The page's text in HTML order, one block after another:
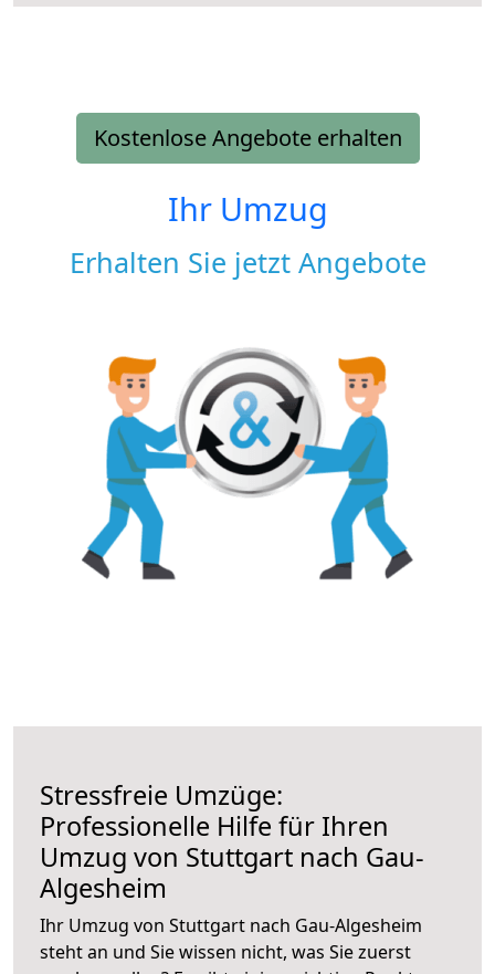
Kostenlose Angebote erhalten
Ihr Umzug
Erhalten Sie jetzt Angebote
Stressfreie Umzüge:
Professionelle Hilfe für Ihren
Umzug von Stuttgart nach Gau-
Algesheim
Ihr Umzug von Stuttgart nach Gau-Algesheim
steht an und Sie wissen nicht, was Sie zuerst